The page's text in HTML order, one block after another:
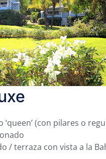
‘queen’ (con pilares o
/ terraza con vista a la